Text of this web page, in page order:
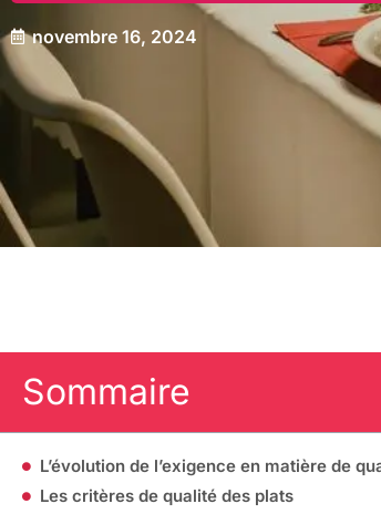
novembre 16, 2024
Sommaire
L’évolution de l’exigence en matière de
Les critères de qualité des plats